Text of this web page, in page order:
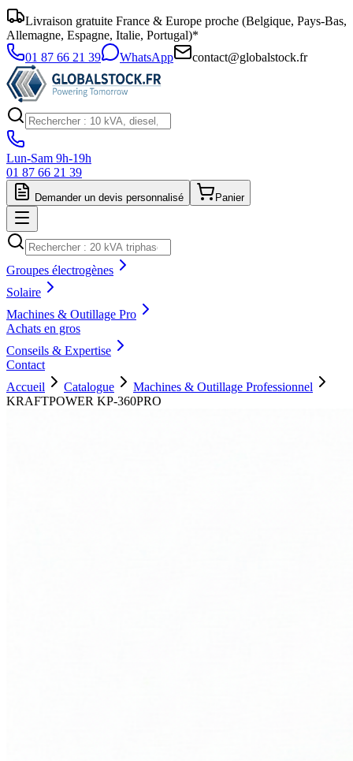
Livraison gratuite France & Europe proche (Belgique, Pays-Bas,
Allemagne, Espagne, Italie, Portugal)*
01 87 66 21 39
WhatsApp contact@globalstock.fr
Lun-Sam 9h-19h
01 87 66 21 39
Demander un devis personnalisé Panier
Groupes électrogènes
Solaire
Machines & Outillage Pro
Achats en gros
Conseils & Expertise
Contact
Accueil
Catalogue
Machines & Outillage Professionnel
KRAFTPOWER KP-360PRO